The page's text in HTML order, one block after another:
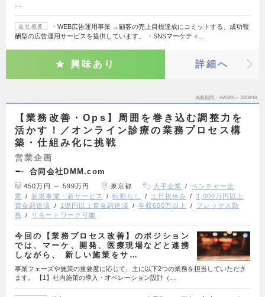
会社概要
・WEB広告運用事業 →顧客の売上目標達成にコミットする、成功報
酬型の広告運用サービスを提供しています。 ・SNSマーケティ…
興味あり 詳細へ
掲載期間 26/08/05～26/08/18
【業務改善・Ops】周囲を巻き込む調整力を
活かす！／オンライン診療の業務プロセス構
築・仕組み化に挑戦
営業企画
合同会社DMM.com
450万円 ～ 599万円 東京都 大手企業
ベンチャー企
業
新規事業・新サービス 転勤なし 土日祝休み
3,000万円以上
資金調達済
1億円以上資金調達済 年収600万以上
フレックス勤
務
リモートワーク可能
今回の【業務プロセス改善】のポジション
では、マーケ、開発、医療現場などと連携
しながら、 新しい施策をサ…
事業フェーズや施策の重要度に応じて、主に以下2つの業務を担当していただき
ます。 【1】社内施策の導入・オペレーション設計（…